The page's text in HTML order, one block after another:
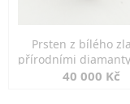
Prsten z bílého
přírodními
ct
40 000 Kč